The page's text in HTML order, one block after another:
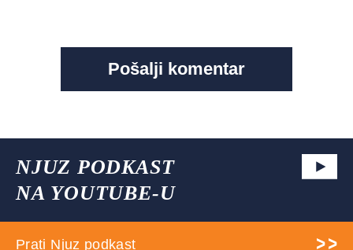
NJUZ PODKAST
NA YOUTUBE-U
Prati Njuz podkast